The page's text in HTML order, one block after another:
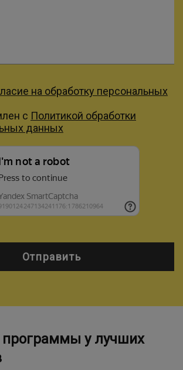
на обработку персональных
с Политикой обработки
данных
Отправить
программы у лучших